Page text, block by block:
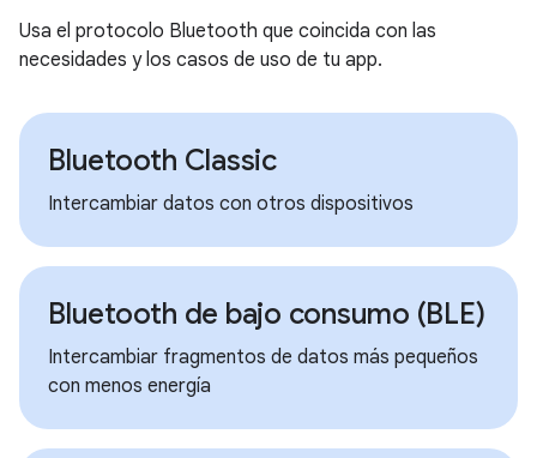
Usa el protocolo Bluetooth que coincida con las
necesidades y los casos de uso de tu app.
Bluetooth Classic
Intercambiar datos con otros dispositivos
Bluetooth de bajo consumo (BLE)
Intercambiar fragmentos de datos más pequeños
con menos energía